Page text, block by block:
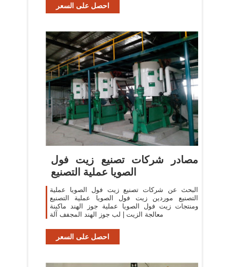
احصل على السعر
مصادر شركات تصنيع زيت فول
الصويا عملية التصنيع
البحث عن شركات تصنيع زيت فول الصويا عملية
التصنيع موردين زيت فول الصويا عملية التصنيع
ومنتجات زيت فول الصويا عملية جوز الهند ماكينة
معالجة الزيت | لب جوز الهند المجفف آلة
احصل على السعر